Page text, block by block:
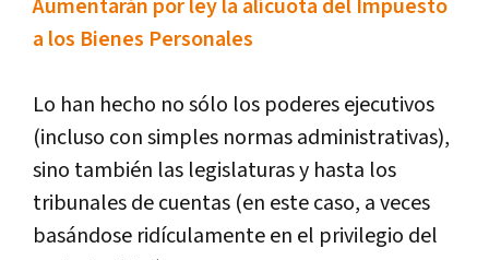
Aumentarán por ley la alícuota del Impuesto
a los Bienes Personales
Lo han hecho nosólo los poderesejecutivos
(incluso consimples normasadministrativas),
sino también las legislaturasy hasta los
tribunalesdecuentas (en estecaso, aveces
basándose ridículamenteen el privilegio del